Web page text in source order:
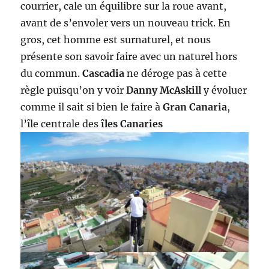
courrier, cale un équilibre sur la roue avant,
avant de s’envoler vers un nouveau trick. En
gros, cet homme est surnaturel, et nous
présente son savoir faire avec un naturel hors
du commun.Cascadia ne déroge pas à cette
règle puisqu’on y voirDanny McAskill y évoluer
comme il sait si bien le faire àGran Canaria,
l’île centrale desîles Canaries